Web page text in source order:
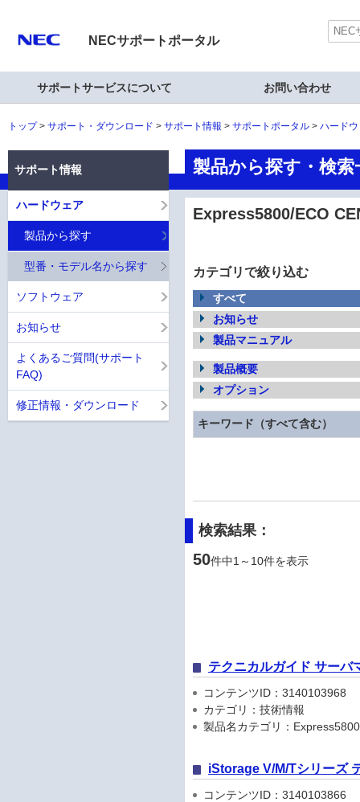
NECサポートポータル
サポートサービスについて お問い合わせ
トップ サポート・ダウンロード サポート情報 サポートポータル ハード
製品から探す・検
Express5800/ECO
カテゴリで絞り込む
すべて
お知らせ
製品マニュアル
製品概要
オプション
キーワード（すべて含む）
検索結果：
50件中1～10件を表示
テクニカルガイド サーバ
コンテンツID：3140103968
カテゴリ：技術情報
製品名カテゴリ：
iStorage V/M/Tシリーズ
コンテンツID：3140103866
サポート情報
ハードウェア
製品から探す
型番・モデル名から探す
ソフトウェア
お知らせ
よくあるご質問(サポート
FAQ)
修正情報・ダウンロード